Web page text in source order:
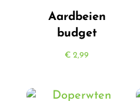
Aardbeien
budget
€ 2,99